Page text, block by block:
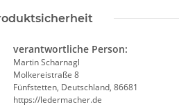
verantwortliche Person:
Martin Scharnagl
Molkereistraße 8
Fünfstetten, Deutschland, 86681
https://ledermacher.de